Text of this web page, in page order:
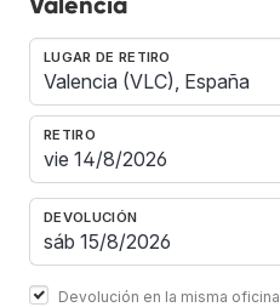
LUGAR DE RETIRO
RETIRO
DEVOLUCIÓN
Devolución en la misma oficina